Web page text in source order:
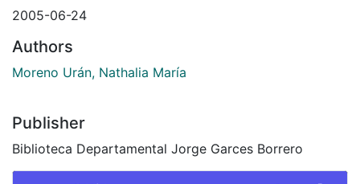
2005-06-24
Authors
Moreno Urán, Nathalia María
Publisher
Biblioteca Departamental Jorge Garces Borrero